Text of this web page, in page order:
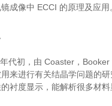
成像中 ECCI 的原理及应用
代初，由 Coaster，
来进行有关结晶学问题的
衬度显示，能解析很多材